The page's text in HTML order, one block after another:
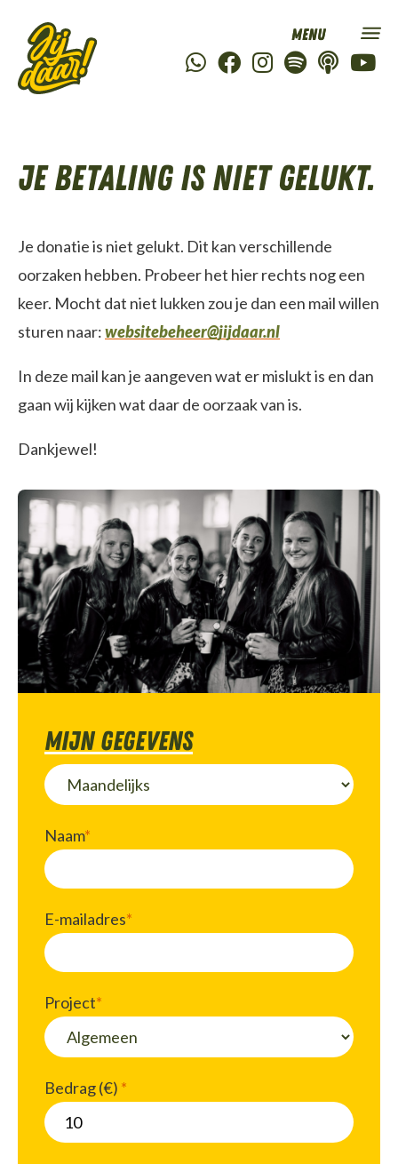
Je betaling is niet gelukt.
Je donatie is niet gelukt. Dit kan verschillende
oorzaken hebben. Probeer het hier rechts nog een
keer. Mocht dat niet lukken zou je dan een mail willen
sturen naar:websitebeheer@jijdaar.nl
In deze mail kan je aangeven wat er mislukt is en dan
gaan wij kijken wat daar de oorzaak van is.
Dankjewel!
Mijn gegevens
Naam*
E-mailadres*
Project*
Bedrag (€) *